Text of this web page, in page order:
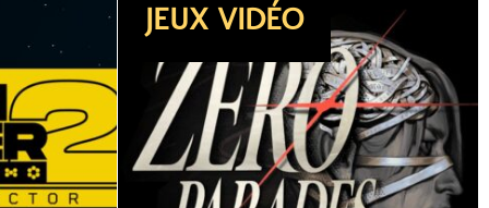
DOSSIER
JEUX VIDÉO